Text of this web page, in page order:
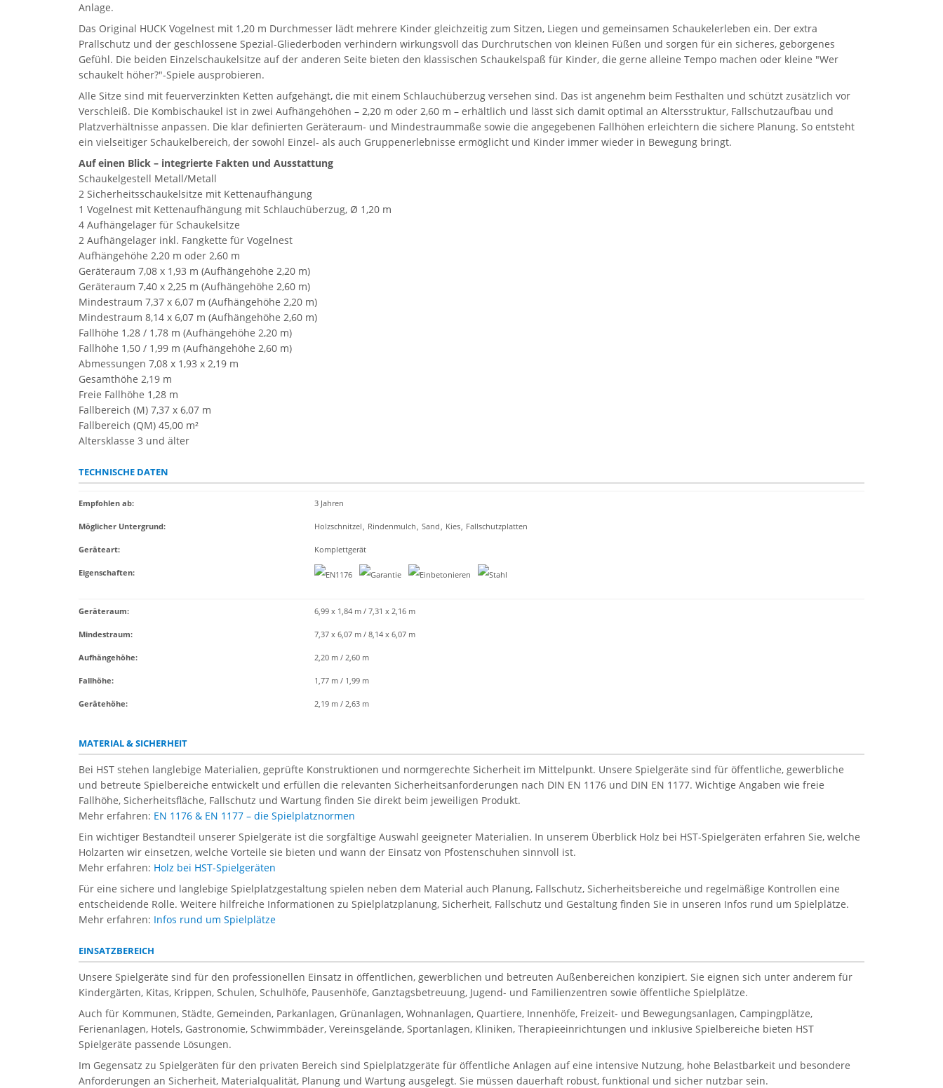
Anlage.
Das Original HUCK Vogelnest mit 1,20 m Durchmesser lädt mehrere Kinder gleichzeitig zum Sitzen, Liegen und gemeinsamen Schaukelerleben ein. Der extra
Prallschutz und der geschlossene Spezial-Gliederboden verhindern wirkungsvoll das Durchrutschen von kleinen Füßen und sorgen für ein sicheres, geborgenes
Gefühl. Die beiden Einzelschaukelsitze auf der anderen Seite bieten den klassischen Schaukelspaß für Kinder, die gerne alleine Tempo machen oder kleine "Wer
schaukelt höher?"-Spiele ausprobieren.
Alle Sitze sind mit feuerverzinkten Ketten aufgehängt, die mit einem Schlauchüberzug versehen sind. Das ist angenehm beim Festhalten und schützt zusätzlich vor
Verschleiß. Die Kombischaukel ist in zwei Aufhängehöhen – 2,20 m oder 2,60 m – erhältlich und lässt sich damit optimal an Altersstruktur, Fallschutzaufbau und
Platzverhältnisse anpassen. Die klar definierten Geräteraum- und Mindestraummaße sowie die angegebenen Fallhöhen erleichtern die sichere Planung. So entsteht
ein vielseitiger Schaukelbereich, der sowohl Einzel- als auch Gruppenerlebnisse ermöglicht und Kinder immer wieder in Bewegung bringt.
Auf einen Blick – integrierte Fakten und Ausstattung
Schaukelgestell Metall/Metall
2 Sicherheitsschaukelsitze mit Kettenaufhängung
1 Vogelnest mit Kettenaufhängung mit Schlauchüberzug, Ø 1,20 m
4 Aufhängelager für Schaukelsitze
2 Aufhängelager inkl. Fangkette für Vogelnest
Aufhängehöhe 2,20 m oder 2,60 m
Geräteraum 7,08 x 1,93 m (Aufhängehöhe 2,20 m)
Geräteraum 7,40 x 2,25 m (Aufhängehöhe 2,60 m)
Mindestraum 7,37 x 6,07 m (Aufhängehöhe 2,20 m)
Mindestraum 8,14 x 6,07 m (Aufhängehöhe 2,60 m)
Fallhöhe 1,28 / 1,78 m (Aufhängehöhe 2,20 m)
Fallhöhe 1,50 / 1,99 m (Aufhängehöhe 2,60 m)
Abmessungen 7,08 x 1,93 x 2,19 m
Gesamthöhe 2,19 m
Freie Fallhöhe 1,28 m
Fallbereich (M) 7,37 x 6,07 m
Fallbereich (QM) 45,00 m²
Altersklasse 3 und älter
TECHNISCHE DATEN
Empfohlen ab: 3 Jahren
Möglicher Untergrund: Holzschnitzel, Rindenmulch, Sand, Kies, Fallschutzplatten
Geräteart: Komplettgerät
Eigenschaften:
Geräteraum: 6,99 x 1,84 m / 7,31 x 2,16 m
Mindestraum: 7,37 x 6,07 m / 8,14 x 6,07 m
Aufhängehöhe: 2,20 m / 2,60 m
Fallhöhe: 1,77 m / 1,99 m
Gerätehöhe: 2,19 m / 2,63 m
MATERIAL & SICHERHEIT
Bei HST stehen langlebige Materialien, geprüfte Konstruktionen und normgerechte Sicherheit im Mittelpunkt. Unsere Spielgeräte sind für öffentliche, gewerbliche
und betreute Spielbereiche entwickelt und erfüllen die relevanten Sicherheitsanforderungen nach DIN EN 1176 und DIN EN 1177. Wichtige Angaben wie freie
Fallhöhe, Sicherheitsfläche, Fallschutz und Wartung finden Sie direkt beim jeweiligen Produkt.
Mehr erfahren: EN 1176 & EN 1177 – die Spielplatznormen
Ein wichtiger Bestandteil unserer Spielgeräte ist die sorgfältige Auswahl geeigneter Materialien. In unserem Überblick Holz bei HST-Spielgeräten erfahren Sie, welche
Holzarten wir einsetzen, welche Vorteile sie bieten und wann der Einsatz von Pfostenschuhen sinnvoll ist.
Mehr erfahren: Holz bei HST-Spielgeräten
Für eine sichere und langlebige Spielplatzgestaltung spielen neben dem Material auch Planung, Fallschutz, Sicherheitsbereiche und regelmäßige Kontrollen eine
entscheidende Rolle. Weitere hilfreiche Informationen zu Spielplatzplanung, Sicherheit, Fallschutz und Gestaltung finden Sie in unseren Infos rund um Spielplätze.
Mehr erfahren: Infos rund um Spielplätze
EINSATZBEREICH
Unsere Spielgeräte sind für den professionellen Einsatz in öffentlichen, gewerblichen und betreuten Außenbereichen konzipiert. Sie eignen sich unter anderem für
Kindergärten, Kitas, Krippen, Schulen, Schulhöfe, Pausenhöfe, Ganztagsbetreuung, Jugend- und Familienzentren sowie öffentliche Spielplätze.
Auch für Kommunen, Städte, Gemeinden, Parkanlagen, Grünanlagen, Wohnanlagen, Quartiere, Innenhöfe, Freizeit- und Bewegungsanlagen, Campingplätze,
Ferienanlagen, Hotels, Gastronomie, Schwimmbäder, Vereinsgelände, Sportanlagen, Kliniken, Therapieeinrichtungen und inklusive Spielbereiche bieten HST
Spielgeräte passende Lösungen.
Im Gegensatz zu Spielgeräten für den privaten Bereich sind Spielplatzgeräte für öffentliche Anlagen auf eine intensive Nutzung, hohe Belastbarkeit und besondere
Anforderungen an Sicherheit, Materialqualität, Planung und Wartung ausgelegt. Sie müssen dauerhaft robust, funktional und sicher nutzbar sein.